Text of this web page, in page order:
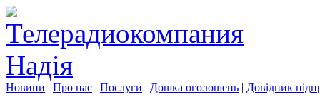
Новини | Про нас | Послуги | Дошка оголошень | Довідник